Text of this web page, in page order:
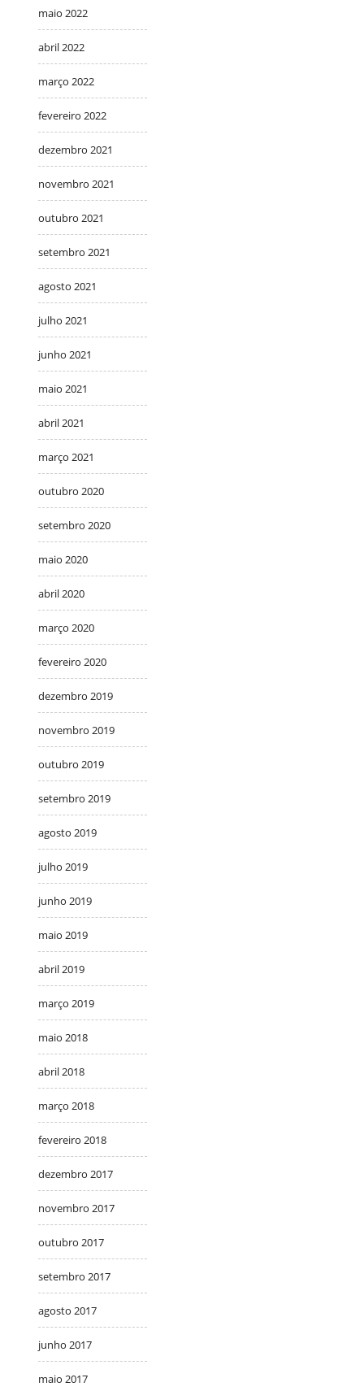
maio 2022
abril 2022
março 2022
fevereiro 2022
dezembro 2021
novembro 2021
outubro 2021
setembro 2021
agosto 2021
julho 2021
junho 2021
maio 2021
abril 2021
março 2021
outubro 2020
setembro 2020
maio 2020
abril 2020
março 2020
fevereiro 2020
dezembro 2019
novembro 2019
outubro 2019
setembro 2019
agosto 2019
julho 2019
junho 2019
maio 2019
abril 2019
março 2019
maio 2018
abril 2018
março 2018
fevereiro 2018
dezembro 2017
novembro 2017
outubro 2017
setembro 2017
agosto 2017
junho 2017
maio 2017